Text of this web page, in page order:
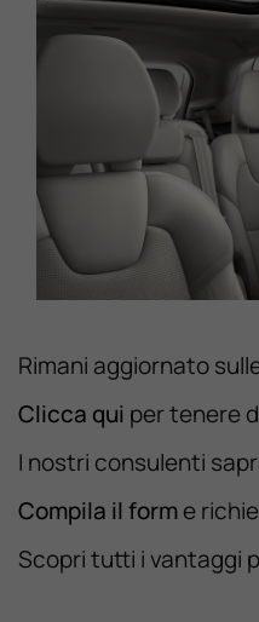
Rimani aggiornato
Clicca qui per tenere
I nostri consulenti
Compila il forme
Scopri tutti i vantaggi